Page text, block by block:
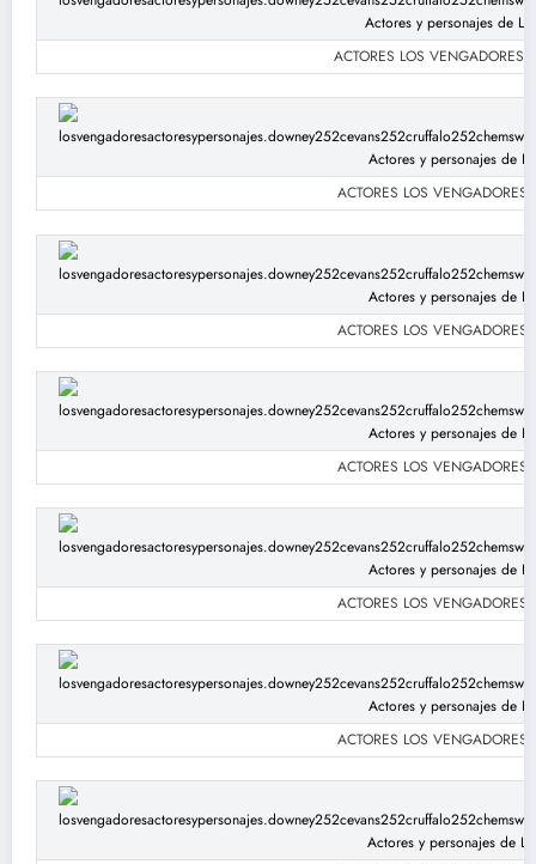
ACTORES LOS
ACTORES LOS
ACTORES LOS
ACTORES LOS
ACTORES LOS
ACTORES LOS